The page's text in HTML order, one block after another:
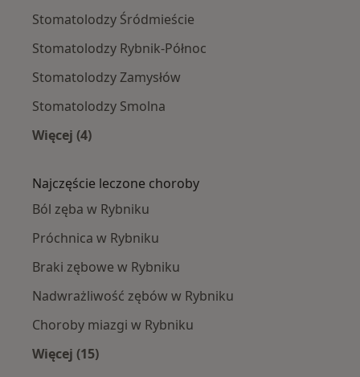
Stomatolodzy Śródmieście
Stomatolodzy Rybnik-Północ
Stomatolodzy Zamysłów
Stomatolodzy Smolna
Więcej (4)
Najczęście leczone choroby
Ból zęba w Rybniku
Próchnica w Rybniku
Braki zębowe w Rybniku
Nadwrażliwość zębów w Rybniku
Choroby miazgi w Rybniku
Więcej (15)